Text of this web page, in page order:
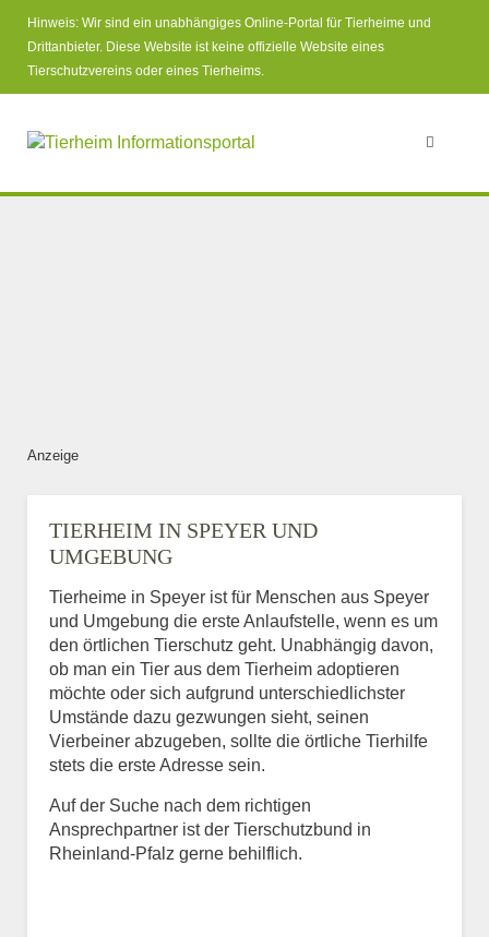
Hinweis: Wir sind ein unabhängiges Online-Portal für Tierheime und
Drittanbieter. Diese Website ist keine offizielle Website eines
Tierschutzvereins oder eines Tierheims.
Anzeige
TIERHEIM IN SPEYER UND
UMGEBUNG
Tierheime in Speyer ist für Menschen aus Speyer
und Umgebung die erste Anlaufstelle, wenn es um
den örtlichen Tierschutz geht. Unabhängig davon,
ob man ein Tier aus dem Tierheim adoptieren
möchte oder sich aufgrund unterschiedlichster
Umstände dazu gezwungen sieht, seinen
Vierbeiner abzugeben, sollte die örtliche Tierhilfe
stets die erste Adresse sein.
Auf der Suche nach dem richtigen
Ansprechpartner ist der Tierschutzbund in
Rheinland-Pfalz gerne behilflich.